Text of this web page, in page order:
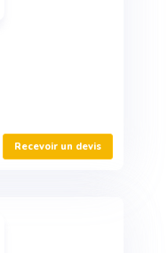
Recevoir un devis